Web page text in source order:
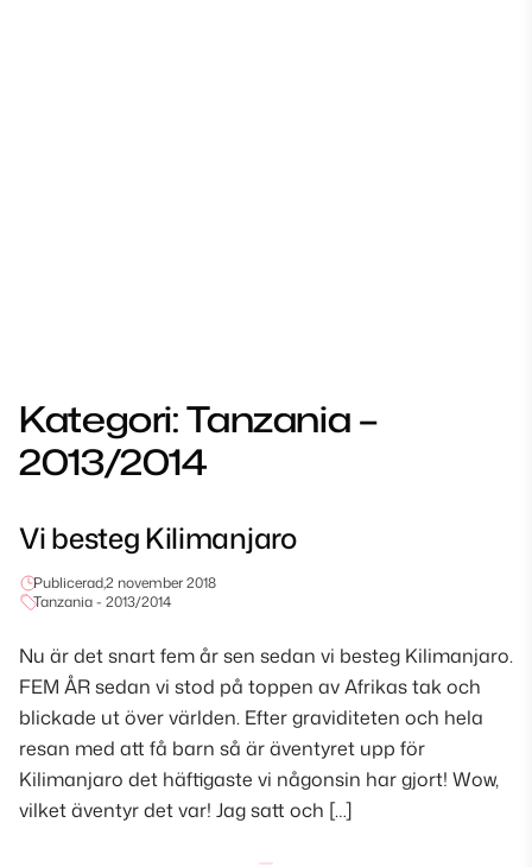
Kategori:Tanzania –
2013/2014
Vi besteg Kilimanjaro
Publicerad,2 november 2018
Tanzania - 2013/2014
Nu är det snart fem år sen sedan vi besteg Kilimanjaro.
FEM ÅR sedan vi stod på toppen av Afrikas tak och
blickade ut över världen. Efter graviditeten och hela
resan med att få barn så är äventyret upp för
Kilimanjaro det häftigaste vi någonsin har gjort! Wow,
vilket äventyr det var! Jag satt och […]